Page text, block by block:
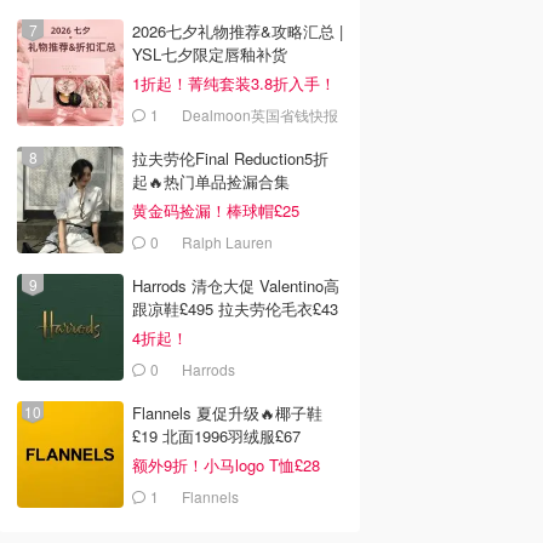
2026七夕礼物推荐&攻略汇总 |
YSL七夕限定唇釉补货
1折起！菁纯套装3.8折入手！
1 Dealmoon英国省钱快报
拉夫劳伦Final Reduction5折
起🔥热门单品捡漏合集
黄金码捡漏！棒球帽£25
0 Ralph Lauren
Harrods 清仓大促 Valentino高
跟凉鞋£495 拉夫劳伦毛衣£43
4折起！
0 Harrods
Flannels 夏促升级🔥椰子鞋
£19 北面1996羽绒服£67
额外9折！小马logo T恤£28
1 Flannels